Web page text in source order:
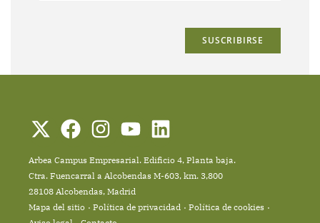
Arbea Campus Empresarial. Edificio 4, Planta baja.
Ctra. Fuencarral a Alcobendas M-603, km. 3,800
28108 Alcobendas, Madrid
Mapa del sitio
Política de privacidad
Política de cookies